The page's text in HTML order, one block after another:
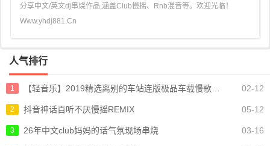
分享中文/英文dj串烧作品,涵盖Club慢摇、Rnb混音等。欢迎光临！
Www.yhdj881.Cn
人气排行
02-12
1 【轻音乐】2019精选离别的车站连版极品车载慢歌串烧
05-12
2 抖音神话百听不厌慢摇REMIX
03-16
3 26年中文club妈妈的话气氛现场串烧